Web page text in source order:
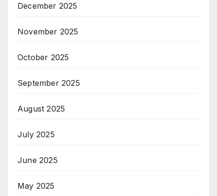
December 2025
November 2025
October 2025
September 2025
August 2025
July 2025
June 2025
May 2025